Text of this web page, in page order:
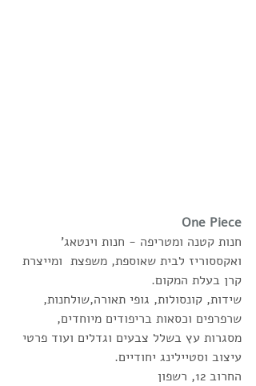
One Piece
חנות קטנה ומטריפה - חנות וינטאג'
ואקססוריז לבית שאוספת, משפצת  ומייצרת
קרן בעלת המקום.
שידות, קונסולות, גופי תאורה,שולחנות,
שרפרפים וכסאות בריפודים מיוחדים,
מסגרות עץ בשלל צבעים וגדלים ועוד פרטי
עיצוב וסטיילינג יחודיים.
החרוב 12, רשפון